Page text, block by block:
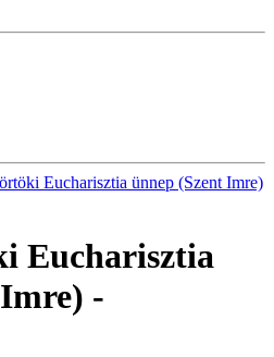
Eucharisztia ünnep (Szent Imre)
Eucharisztia
-